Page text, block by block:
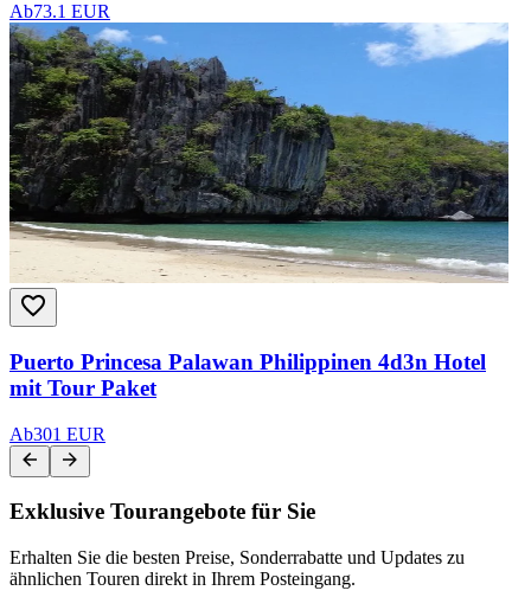
Ab73.1 EUR
Puerto Princesa Palawan Philippinen 4d3n Hotel
mit Tour Paket
Ab301 EUR
Exklusive Tourangebote für Sie
Erhalten Sie die besten Preise, Sonderrabatte und Updates zu
ähnlichen Touren direkt in Ihrem Posteingang.